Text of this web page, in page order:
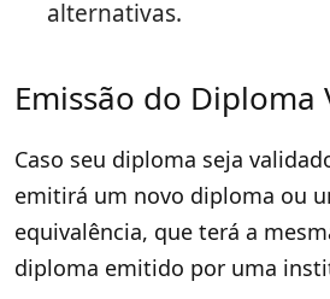
alternativas.
Emissão do Diploma
Caso seu diploma seja
emitirá um novo diploma ou
equivalência, que terá a
diploma emitido por uma